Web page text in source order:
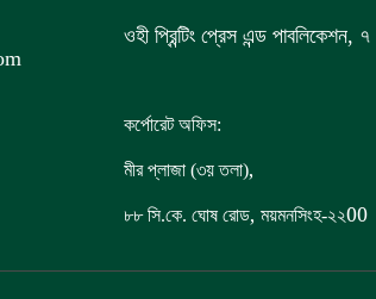
ওহী প্রিন্টিং প্রেস এন্ড
কর্পোরেট অফিস:
মীর প্লাজা (৩য় তলা),
৮৮ সি.কে. ঘোষ রোড, ময়মনসিংহ-২২00